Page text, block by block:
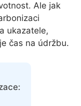
Ale jak
ukazatele,
čas na údržbu.